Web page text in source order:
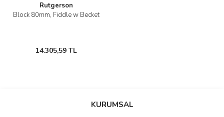
Rutgerson
Block 80mm, Fiddle w Becket
14.305,59 TL
KURUMSAL